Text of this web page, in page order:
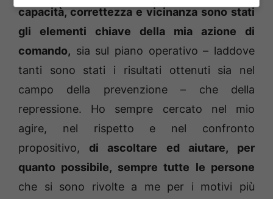
capacità, correttezza e vicinanza sono stati
gli elementi chiave della mia azione di
comando, sia sul piano operativo – laddove
tanti sono stati i risultati ottenuti sia nel
campo della prevenzione – che della
repressione. Ho sempre cercato nel mio
agire, nel rispetto e nel confronto
propositivo, di ascoltare ed aiutare, per
quanto possibile, sempre tutte le persone
che si sono rivolte a me per i motivi più